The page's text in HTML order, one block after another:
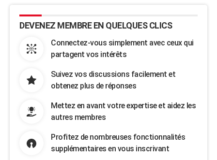
DEVENEZ MEMBRE EN QUELQUES CLICS
Connectez-vous simplement avec ceux qui
partagent vos intérêts
Suivez vos discussions facilement et
obtenez plus de réponses
Mettez en avant votre expertise et aidez les
autres membres
Profitez de nombreuses fonctionnalités
supplémentaires en vous inscrivant